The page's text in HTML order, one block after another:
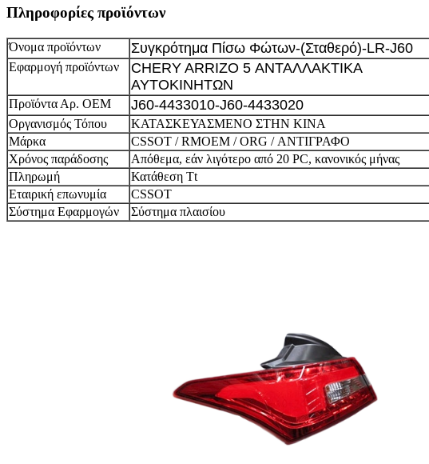
Πληροφορίες προϊόντων
Όνομα προϊόντων Συγκρότημα Πίσω Φώτων-(Σταθερό)-LR-J60
Εφαρμογή προϊόντων
CHERY ARRIZO 5 ΑΝΤΑΛΛΑΚΤΙΚΑ
ΑΥΤΟΚΙΝΗΤΩΝ
Προϊόντα Αρ. ΟΕΜ J60-4433010-J60-4433020
Οργανισμός Τόπου
ΚΑΤΑΣΚΕΥΑΣΜΕΝΟ ΣΤΗΝ ΚΙΝΑ
Μάρκα
CSSOT / RMOEM / ORG / ΑΝΤΙΓΡΑΦΟ
Χρόνος παράδοσης
Απόθεμα, εάν λιγότερο από 20 PC, κανονικός μήνας
Πληρωμή
Κατάθεση Tt
Εταιρική επωνυμία
CSSOT
Σύστημα Εφαρμογών
Σύστημα πλαισίου